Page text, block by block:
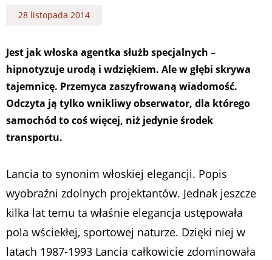
28 listopada 2014
Jest jak włoska agentka służb specjalnych –
hipnotyzuje urodą i wdziękiem. Ale w głębi skrywa
tajemnicę. Przemyca zaszyfrowaną wiadomość.
Odczyta ją tylko wnikliwy obserwator, dla którego
samochód to coś więcej, niż jedynie środek
transportu.
Lancia to synonim włoskiej elegancji. Popis
wyobraźni zdolnych projektantów. Jednak jeszcze
kilka lat temu ta właśnie elegancja ustępowała
pola wściekłej, sportowej naturze. Dzięki niej w
latach 1987-1993 Lancia całkowicie zdominowała